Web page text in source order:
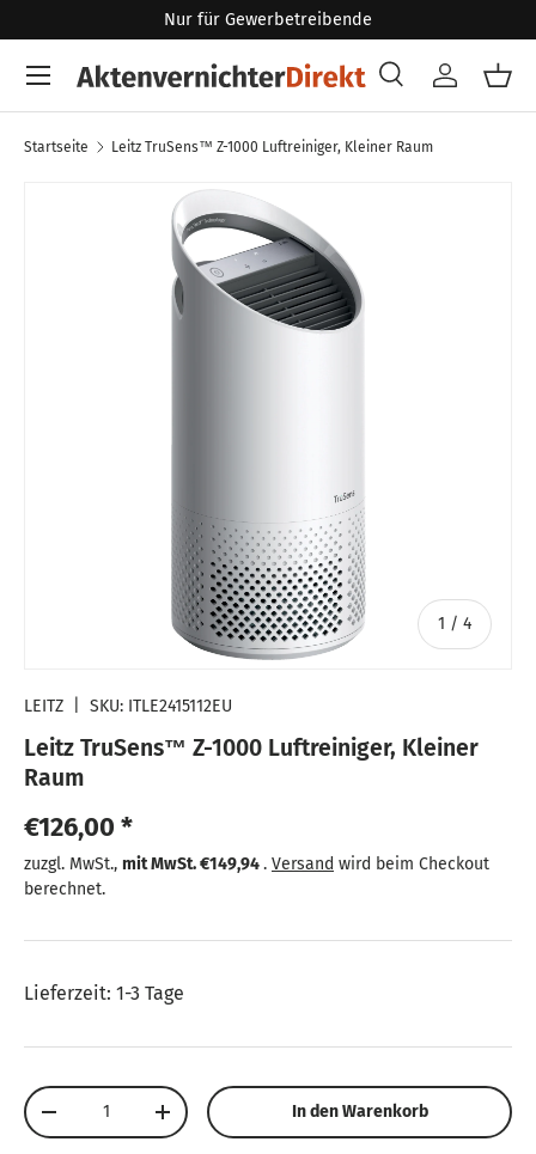
Direkt zum Inhalt
Nur für Gewerbetreibende
Suchen
Art
SucheKonto
Menü
Startseite Leitz TruSens™ Z-1000 Luftreiniger, Kleiner Raum
Zu Produktinformationen springen
1 / von
4
LEITZ SKU: ITLE2415112EU
Leitz TruSens™ Z-1000 Luftreiniger, Kleiner
Raum
Normaler Preis
€126,00 *
zuzgl. MwSt., Normaler Preis
mit MwSt.€149,94. Versand wird beim Checkout
berechnet.
Lieferzeit: 1-3 Tage
Anzahl
Menge verringernMenge erhöhen In den Warenkorb